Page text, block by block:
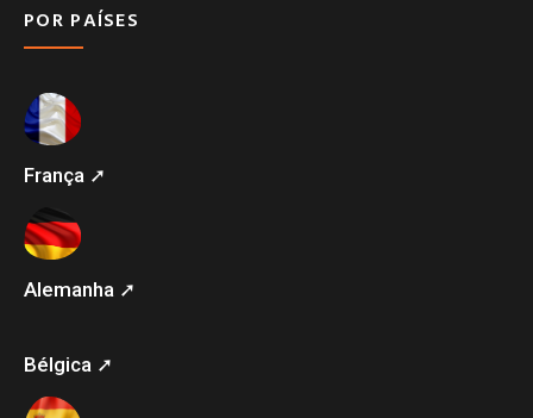
POR PAÍSES
França ➚
Alemanha ➚
Bélgica ➚